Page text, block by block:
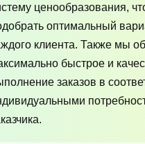
ценообразования,
оптимальный
клиента. Также мы
быстрое и
заказов в